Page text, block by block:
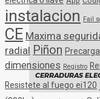
CERRADURAS
instalacion Fail
CE Maxima
radial Piñon
dimensiones Registro
Resistete al fuego ei120